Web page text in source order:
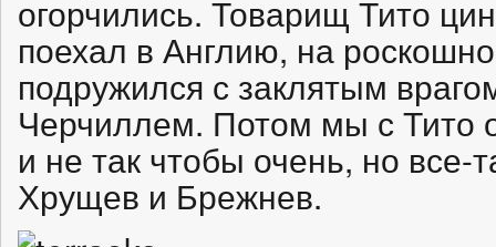
огорчились. Товарищ Тито
поехал в Англию, на
подружился с заклятым
Черчиллем. Потом мы с Тито
и не так чтобы очень, но все-
Хрущев и Брежнев.